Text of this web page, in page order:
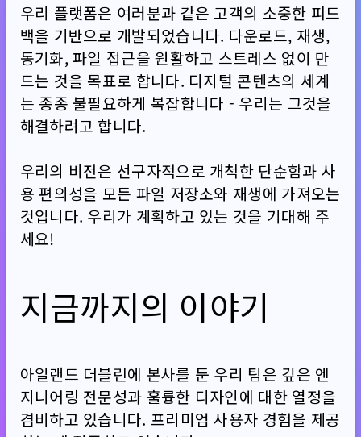
우리 플랫폼은 여러분과 같은 고객의 소중한 피드
백을 기반으로 개발되었습니다. 다운로드, 재생,
동기화, 파일 접근을 원활하고 스트레스 없이 만
드는 것을 목표로 합니다. 디지털 콘텐츠의 세계
는 종종 불필요하게 복잡합니다 - 우리는 그것을
해결하려고 합니다.
우리의 비전은 선구자적으로 개척한 단순함과 사
용 편의성을 모든 파일 저장소와 재생에 가져오는
것입니다. 우리가 계획하고 있는 것을 기대해 주
세요!
지금까지의 이야기
아일랜드 더블린에 본사를 둔 우리 팀은 깊은 엔
지니어링 전문성과 훌륭한 디자인에 대한 열정을
겸비하고 있습니다. 프리미엄 사용자 경험을 제공